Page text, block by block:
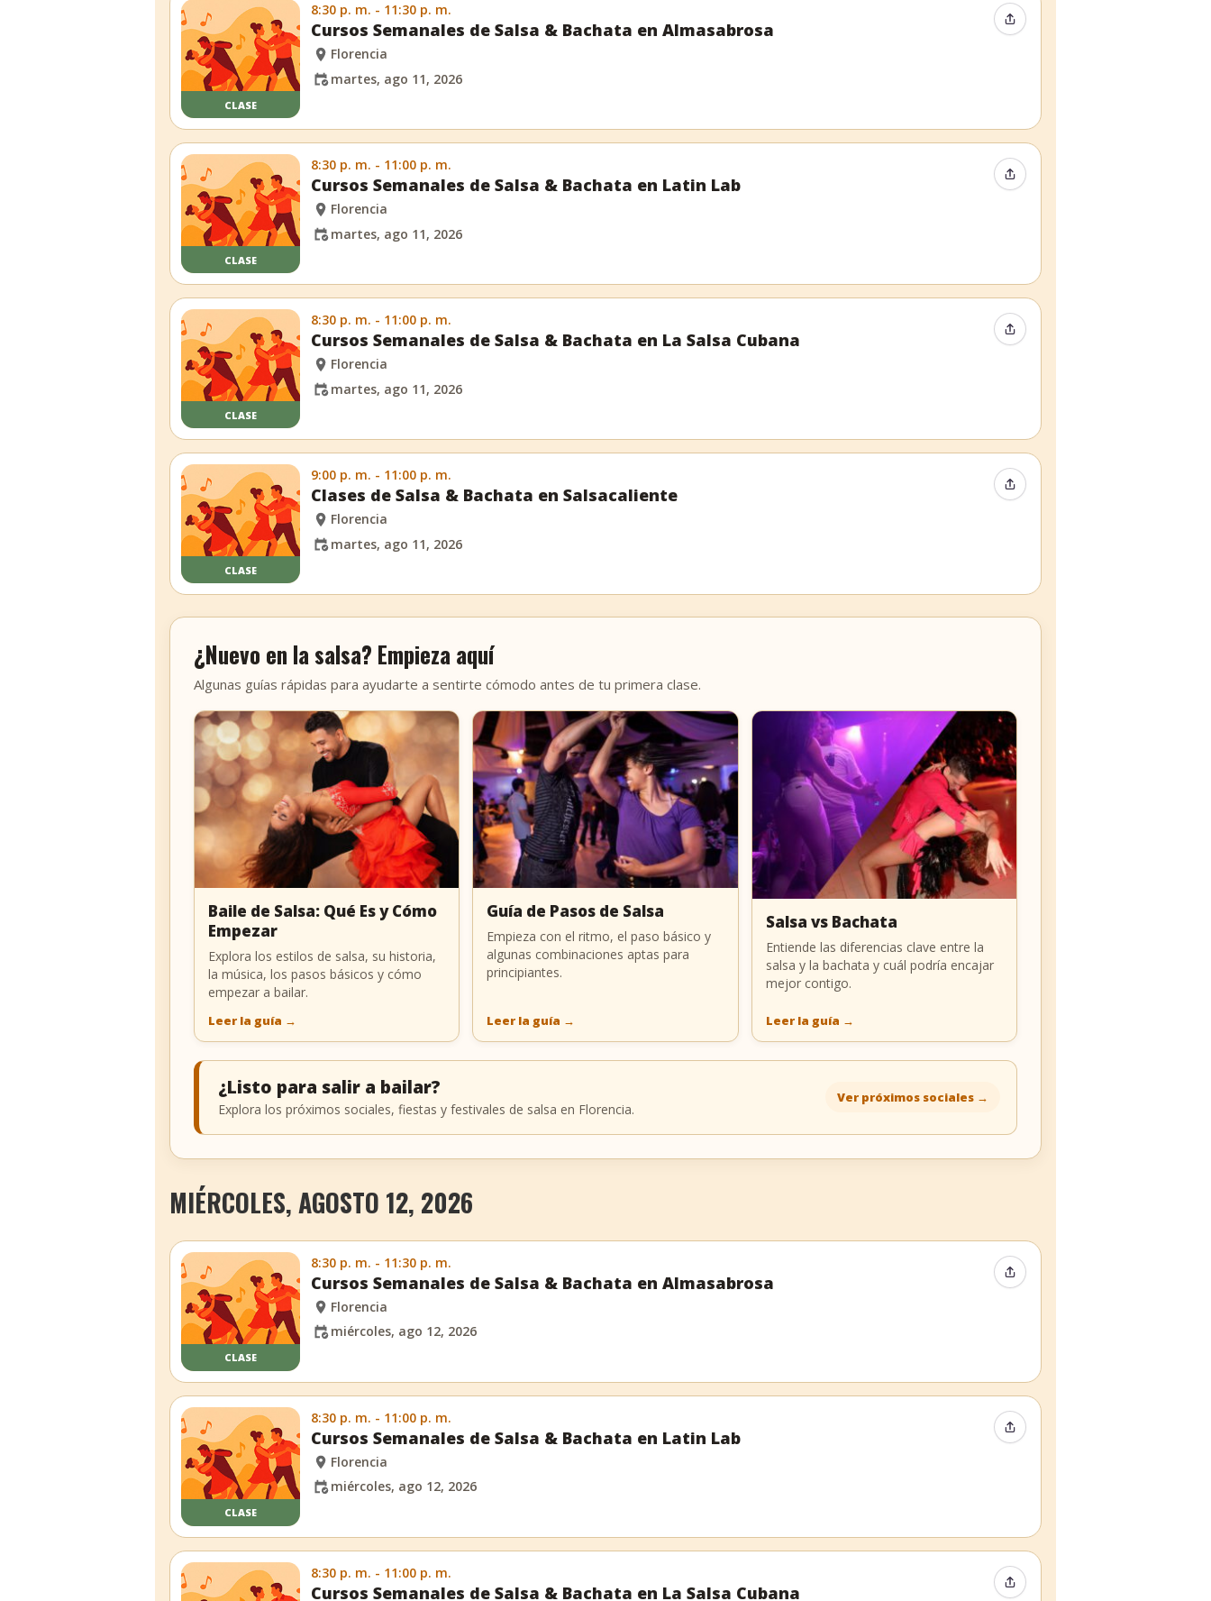
CLASE
8:30 p. m. - 11:30 p. m.
Cursos Semanales de Salsa & Bachata en Almasabrosa
Florencia
martes, ago 11, 2026
Compartir evento
CLASE
8:30 p. m. - 11:00 p. m.
Cursos Semanales de Salsa & Bachata en Latin Lab
Florencia
martes, ago 11, 2026
Compartir evento
CLASE
8:30 p. m. - 11:00 p. m.
Cursos Semanales de Salsa & Bachata en La Salsa Cubana
Florencia
martes, ago 11, 2026
Compartir evento
CLASE
9:00 p. m. - 11:00 p. m.
Clases de Salsa & Bachata en Salsacaliente
Florencia
martes, ago 11, 2026
Compartir evento
¿Nuevo en la salsa? Empieza aquí
Algunas guías rápidas para ayudarte a sentirte cómodo antes de tu primera clase.
Baile de Salsa: Qué Es y Cómo
Empezar
Explora los estilos de salsa, su historia,
la música, los pasos básicos y cómo
empezar a bailar.
Leer la guía →
Guía de Pasos de Salsa
Empieza con el ritmo, el paso básico y
algunas combinaciones aptas para
principiantes.
Leer la guía →
Salsa vs Bachata
Entiende las diferencias clave entre la
salsa y la bachata y cuál podría encajar
mejor contigo.
Leer la guía →
¿Listo para salir a bailar?
Explora los próximos sociales, fiestas y festivales de salsa en Florencia.
Ver próximos sociales →
MIÉRCOLES, AGOSTO 12, 2026
CLASE
8:30 p. m. - 11:30 p. m.
Cursos Semanales de Salsa & Bachata en Almasabrosa
Florencia
miércoles, ago 12, 2026
Compartir evento
CLASE
8:30 p. m. - 11:00 p. m.
Cursos Semanales de Salsa & Bachata en Latin Lab
Florencia
miércoles, ago 12, 2026
Compartir evento
8:30 p. m. - 11:00 p. m.
Cursos Semanales de Salsa & Bachata en La Salsa Cubana Compartir evento